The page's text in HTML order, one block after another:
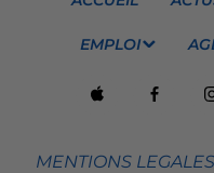
EMPLOI
MENTIONS LEGALES